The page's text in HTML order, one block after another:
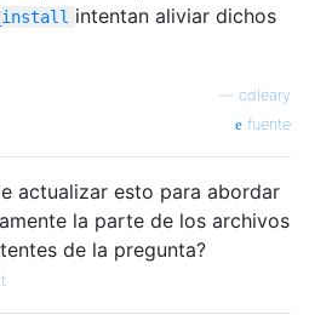
intentan aliviar dichos
cdleary
fuente
actualizar esto para abordar
la parte de los archivos
de la pregunta?